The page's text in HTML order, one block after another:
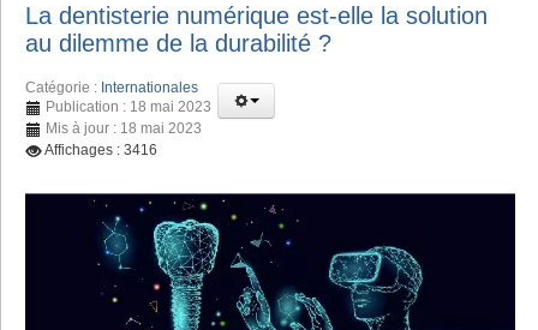
La dentisterie numérique est-elle la solution
au dilemme de la durabilité ?
Catégorie : Internationales
Publication : 18 mai 2023
Mis à jour : 18 mai 2023
Affichages : 3416